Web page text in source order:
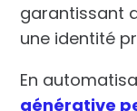
garantissant
une identité
En
générative